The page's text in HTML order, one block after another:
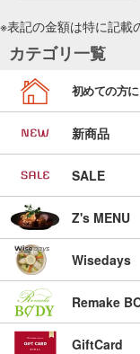
※表記の金額は特に記載
カテゴリ一覧
初めての方
新商品
SALE
Z's MENU
Wisedays
Remake
GiftCard